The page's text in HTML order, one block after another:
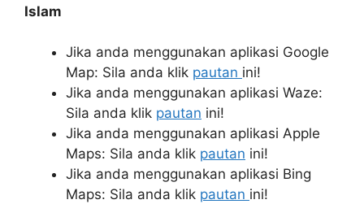
Islam
Jika anda menggunakan aplikasi Google
Map: Sila anda klik pautan ini!
Jika anda menggunakan aplikasi Waze:
Sila anda klik pautan ini!
Jika anda menggunakan aplikasi Apple
Maps: Sila anda klik pautan ini!
Jika anda menggunakan aplikasi Bing
Maps: Sila anda klik pautan ini!